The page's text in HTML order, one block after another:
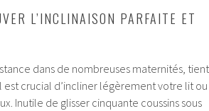
L’INCLINAISON PARFAITE ET
dans de nombreuses maternités, tient
crucial d’incliner légèrement votre lit ou
Inutile de glisser cinquante coussins sous